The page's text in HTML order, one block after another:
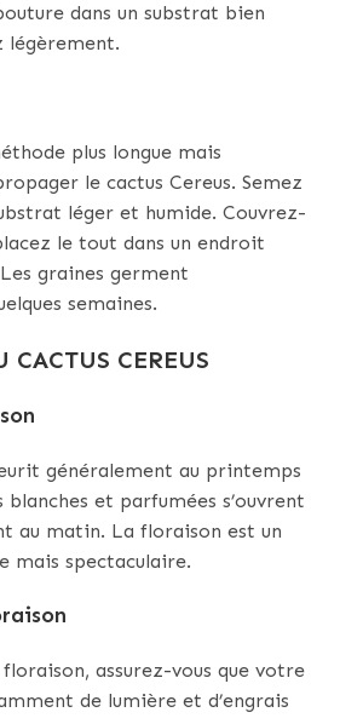
dans un substrat bien
légèrement.
plus longue mais
le cactus Cereus. Semez
léger et humide. Couvrez-
le tout dans un endroit
graines germent
semaines.
CEREUS
généralement au printemps
blanches et parfumées s’ouvrent
au matin. La floraison est un
mais spectaculaire.
assurez-vous que votre
de lumière et d’engrais